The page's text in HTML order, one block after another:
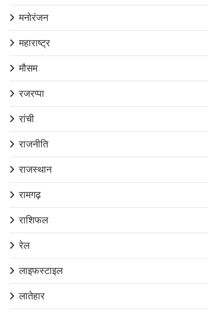
मनोरंजन
महाराष्ट्र
मौसम
रजरप्पा
रांची
राजनीति
राजस्थान
रामगढ़
राशिफल
रेल
लाइफस्टाइल
लातेहार